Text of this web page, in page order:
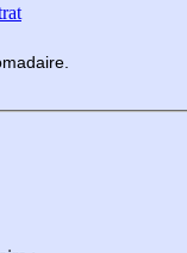
madaire